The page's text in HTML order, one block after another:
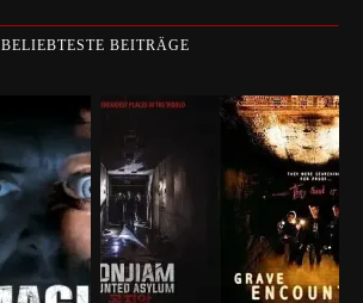
BELIEBTESTE BEITRÄGE